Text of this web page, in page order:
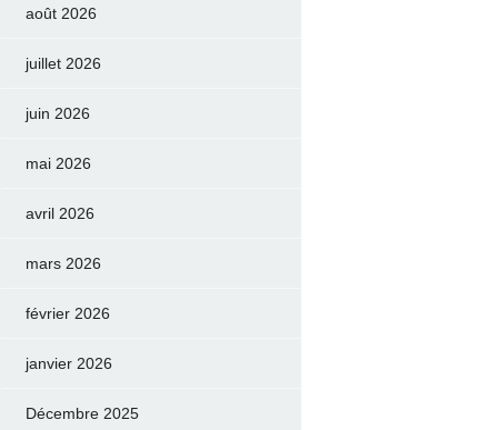
août 2026
juillet 2026
juin 2026
mai 2026
avril 2026
mars 2026
février 2026
janvier 2026
Décembre 2025